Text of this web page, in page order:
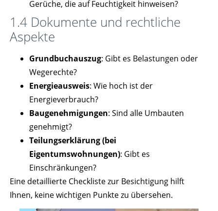
Gerüche, die auf Feuchtigkeit hinweisen?
1.4 Dokumente und rechtliche
Aspekte
Grundbuchauszug: Gibt es Belastungen oder
Wegerechte?
Energieausweis: Wie hoch ist der
Energieverbrauch?
Baugenehmigungen: Sind alle Umbauten
genehmigt?
Teilungserklärung (bei
Eigentumswohnungen): Gibt es
Einschränkungen?
Eine detaillierte Checkliste zur Besichtigung hilft
Ihnen, keine wichtigen Punkte zu übersehen.